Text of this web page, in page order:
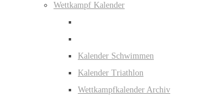
Wettkampf Kalender
Kalender Schwimmen
Kalender Triathlon
Wettkampfkalender Archiv